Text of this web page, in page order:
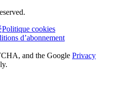
Politique cookies
d’abonnement
and the Google Privacy